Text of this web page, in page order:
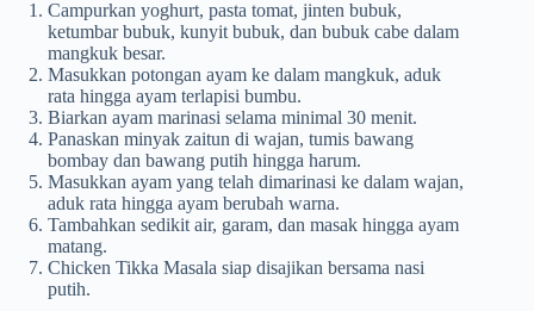
Campurkan yoghurt, pasta tomat, jinten bubuk,
ketumbar bubuk, kunyit bubuk, dan bubuk cabe dalam
mangkuk besar.
Masukkan potongan ayam ke dalam mangkuk, aduk
rata hingga ayam terlapisi bumbu.
Biarkan ayam marinasi selama minimal 30 menit.
Panaskan minyak zaitun di wajan, tumis bawang
bombay dan bawang putih hingga harum.
Masukkan ayam yang telah dimarinasi ke dalam wajan,
aduk rata hingga ayam berubah warna.
Tambahkan sedikit air, garam, dan masak hingga ayam
matang.
Chicken Tikka Masala siap disajikan bersama nasi
putih.